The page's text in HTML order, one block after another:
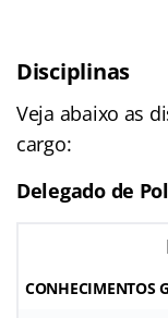
Disciplinas
Veja abaixo as
cargo:
Delegado de
CONHECIMENTOS